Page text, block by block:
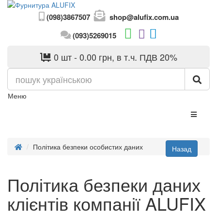
(098)3867507
shop@alufix.com.ua
(093)5269015
0 шт - 0.00 грн, в т.ч. ПДВ 20%
Меню
Політика безпеки особистих даних
Політика безпеки даних
клієнтів компанії ALUFIX